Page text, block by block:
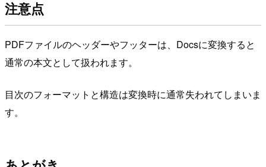
注意点
PDFファイルのヘッダーやフッターは、Docsに変換すると
通常の本文として扱われます。
目次のフォーマットと構造は変換時に通常失われてしまいま
す。